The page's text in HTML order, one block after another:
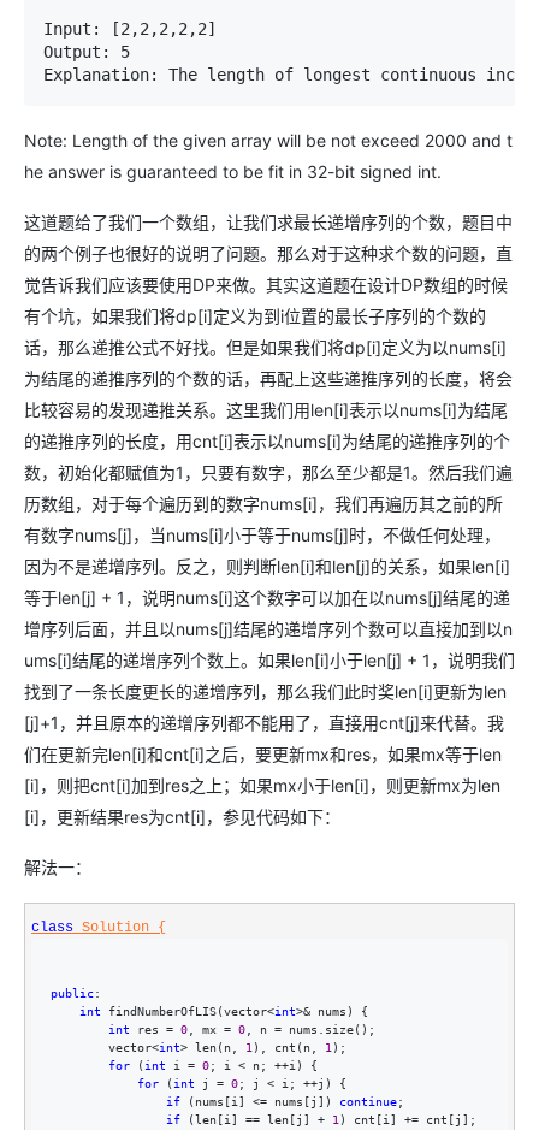
Input: [2,2,2,2,2]
Output: 5
Explanation: The length of longest continuous
Note: Length of the given array will be not exceed 2000 and t
he answer is guaranteed to be fit in 32-bit signed int.
这道题给了我们一个数组，让我们求最长递增序列的个数，题目中
的两个例子也很好的说明了问题。那么对于这种求个数的问题，直
觉告诉我们应该要使用DP来做。其实这道题在设计DP数组的时候
有个坑，如果我们将dp[i]定义为到i位置的最长子序列的个数的
话，那么递推公式不好找。但是如果我们将dp[i]定义为以nums[i]
为结尾的递推序列的个数的话，再配上这些递推序列的长度，将会
比较容易的发现递推关系。这里我们用len[i]表示以nums[i]为结尾
的递推序列的长度，用cnt[i]表示以nums[i]为结尾的递推序列的个
数，初始化都赋值为1，只要有数字，那么至少都是1。然后我们遍
历数组，对于每个遍历到的数字nums[i]，我们再遍历其之前的所
有数字nums[j]，当nums[i]小于等于nums[j]时，不做任何处理，
因为不是递增序列。反之，则判断len[i]和len[j]的关系，如果len[i]
等于len[j] + 1，说明nums[i]这个数字可以加在以nums[j]结尾的递
增序列后面，并且以nums[j]结尾的递增序列个数可以直接加到以n
ums[i]结尾的递增序列个数上。如果len[i]小于len[j] + 1，说明我们
找到了一条长度更长的递增序列，那么我们此时奖len[i]更新为len
[j]+1，并且原本的递增序列都不能用了，直接用cnt[j]来代替。我
们在更新完len[i]和cnt[i]之后，要更新mx和res，如果mx等于len
[i]，则把cnt[i]加到res之上；如果mx小于len[i]，则更新mx为len
[i]，更新结果res为cnt[i]，参见代码如下：
解法一：
class Solution {
public:
int findNumberOfLIS(vector<int>& nums) {
int res = 0 , mx = 0 , n = nums.size();
        vector
<int> len(n, 1 ), cnt(n, 1 );
for ( int i = 0; i < n; ++i) {
for ( int j = 0; j < i; ++j) {
if (nums[i] <= nums[j]) continue;
if (len[i] == len[j] + 1 ) cnt[i] += cnt[j];